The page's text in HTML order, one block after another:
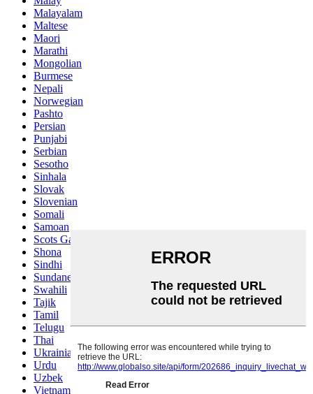
Malayalam
Maltese
Maori
Marathi
Mongolian
Burmese
Nepali
Norwegian
Pashto
Persian
Punjabi
Serbian
Sesotho
Sinhala
Slovak
Slovenian
Somali
Samoan
Scots Gaelic
Shona
Sindhi
Sundanese
Swahili
Tajik
Tamil
Telugu
Thai
Ukrainian
Urdu
Uzbek
Vietnamese